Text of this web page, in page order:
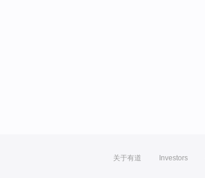
关于有道 Investors